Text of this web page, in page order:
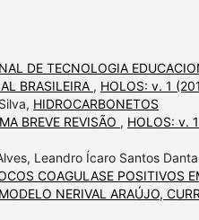
DE TECNOLOGIA
BRASILEIRA , HOLOS: v. 1
HIDROCARBONETOS
BREVE REVISÃO , HOLOS: v. 1
Leandro Ícaro Santos
COAGULASE POSITIVOS
NERIVAL ARAÚJO,